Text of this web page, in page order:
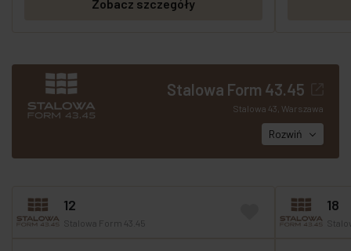
Zobacz szczegóły
Stalowa Form 43.45
Stalowa 43, Warszawa
Rozwiń
12
Stalowa Form 43.45
18